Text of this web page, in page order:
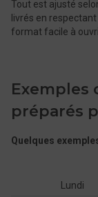
Tout est ajusté
livrés en
format facile à
Exemples
préparés
Quelques
Lundi